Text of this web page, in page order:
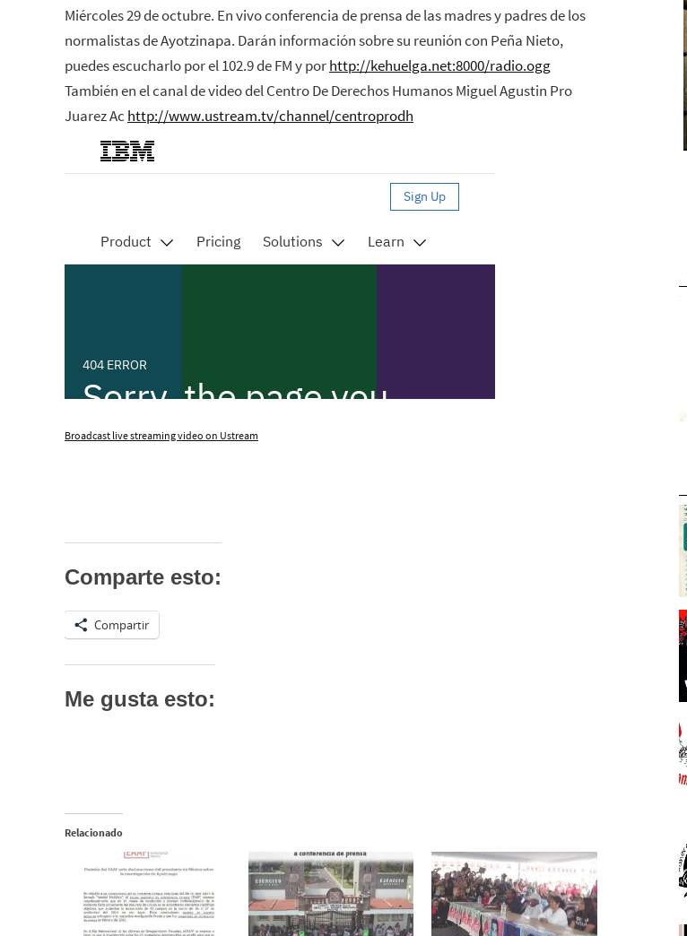
Miércoles 29 de octubre. En vivo conferencia de prensa de las madres y padres de los
normalistas de Ayotzinapa. Darán información sobre su reunión con Peña Nieto,
puedes escucharlo por el 102.9 de FM y porhttp://kehuelga.net:8000/radio.ogg
También en el canal de video del Centro De Derechos Humanos Miguel Agustin Pro
Juarez Ac http://www.ustream.tv/channel/centroprodh
Broadcast live streaming video on Ustream
Comparte esto:
Compartir
Me gusta esto:
Relacionado